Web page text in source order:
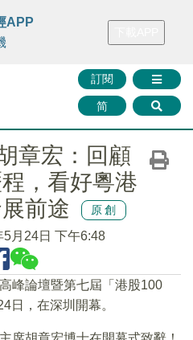
FINMETA 財華證券 媒體矩陣
訂閱
简
APP
章宏：回顧
，看好粵港
前途
原創
5月24日 下午6:48
峰論壇暨第七屆「港股100
日，在深圳開幕。